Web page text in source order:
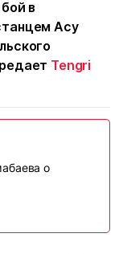
в
Асу
Tengri
о